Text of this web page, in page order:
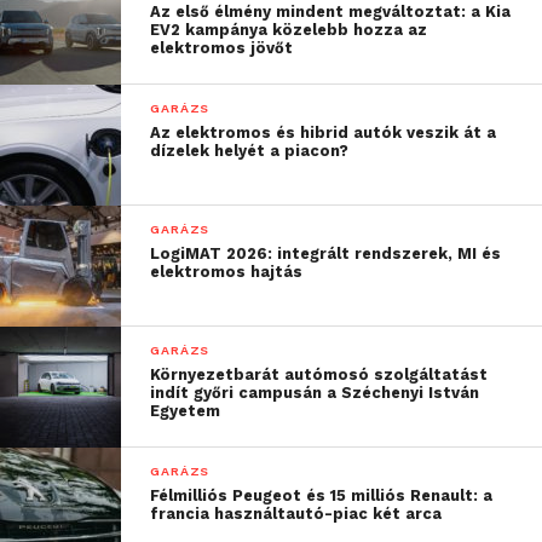
A BMW Group Magyarország az Art is Business 2023
rendezvény támogatójaként betekintést engedett a
személyes mobilitás jövőjébe is. A világ
legsikeresebb üzleti limuzinja, a BMW 5-ös sorozat
néhány hete debütált nyolcadik generációja immár
teljesen elektromos meghajtással is elérhető. A
díjátadó mintegy háromszáz vendége a sorozat
csúcsmodelljével, a BMW i5 M60 xDrive limuzinnal
ismerkedhettek meg a Nemzeti Színház épülete
előtt.
További friss híreket talál a Technokratafőoldalán!
Csatlakozzon hozzánk a
Facebookon
Az első élmény mindent megváltoztat: a Kia
EV2 kampánya közelebb hozza az
elektromos jövőt
GARÁZS
Az elektromos és hibrid autók veszik át a
dízelek helyét a piacon?
GARÁZS
LogiMAT 2026: integrált rendszerek, MI és
elektromos hajtás
GARÁZS
Környezetbarát autómosó szolgáltatást
indít győri campusán a Széchenyi István
Egyetem
GARÁZS
Félmilliós Peugeot és 15 milliós Renault: a
francia használtautó-piac két arca